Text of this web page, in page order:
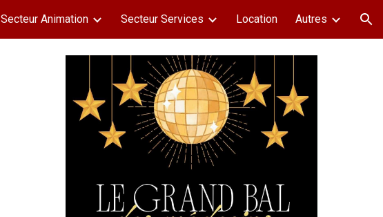
Skip to navigation
Secteur Animation Secteur Services Location Autres